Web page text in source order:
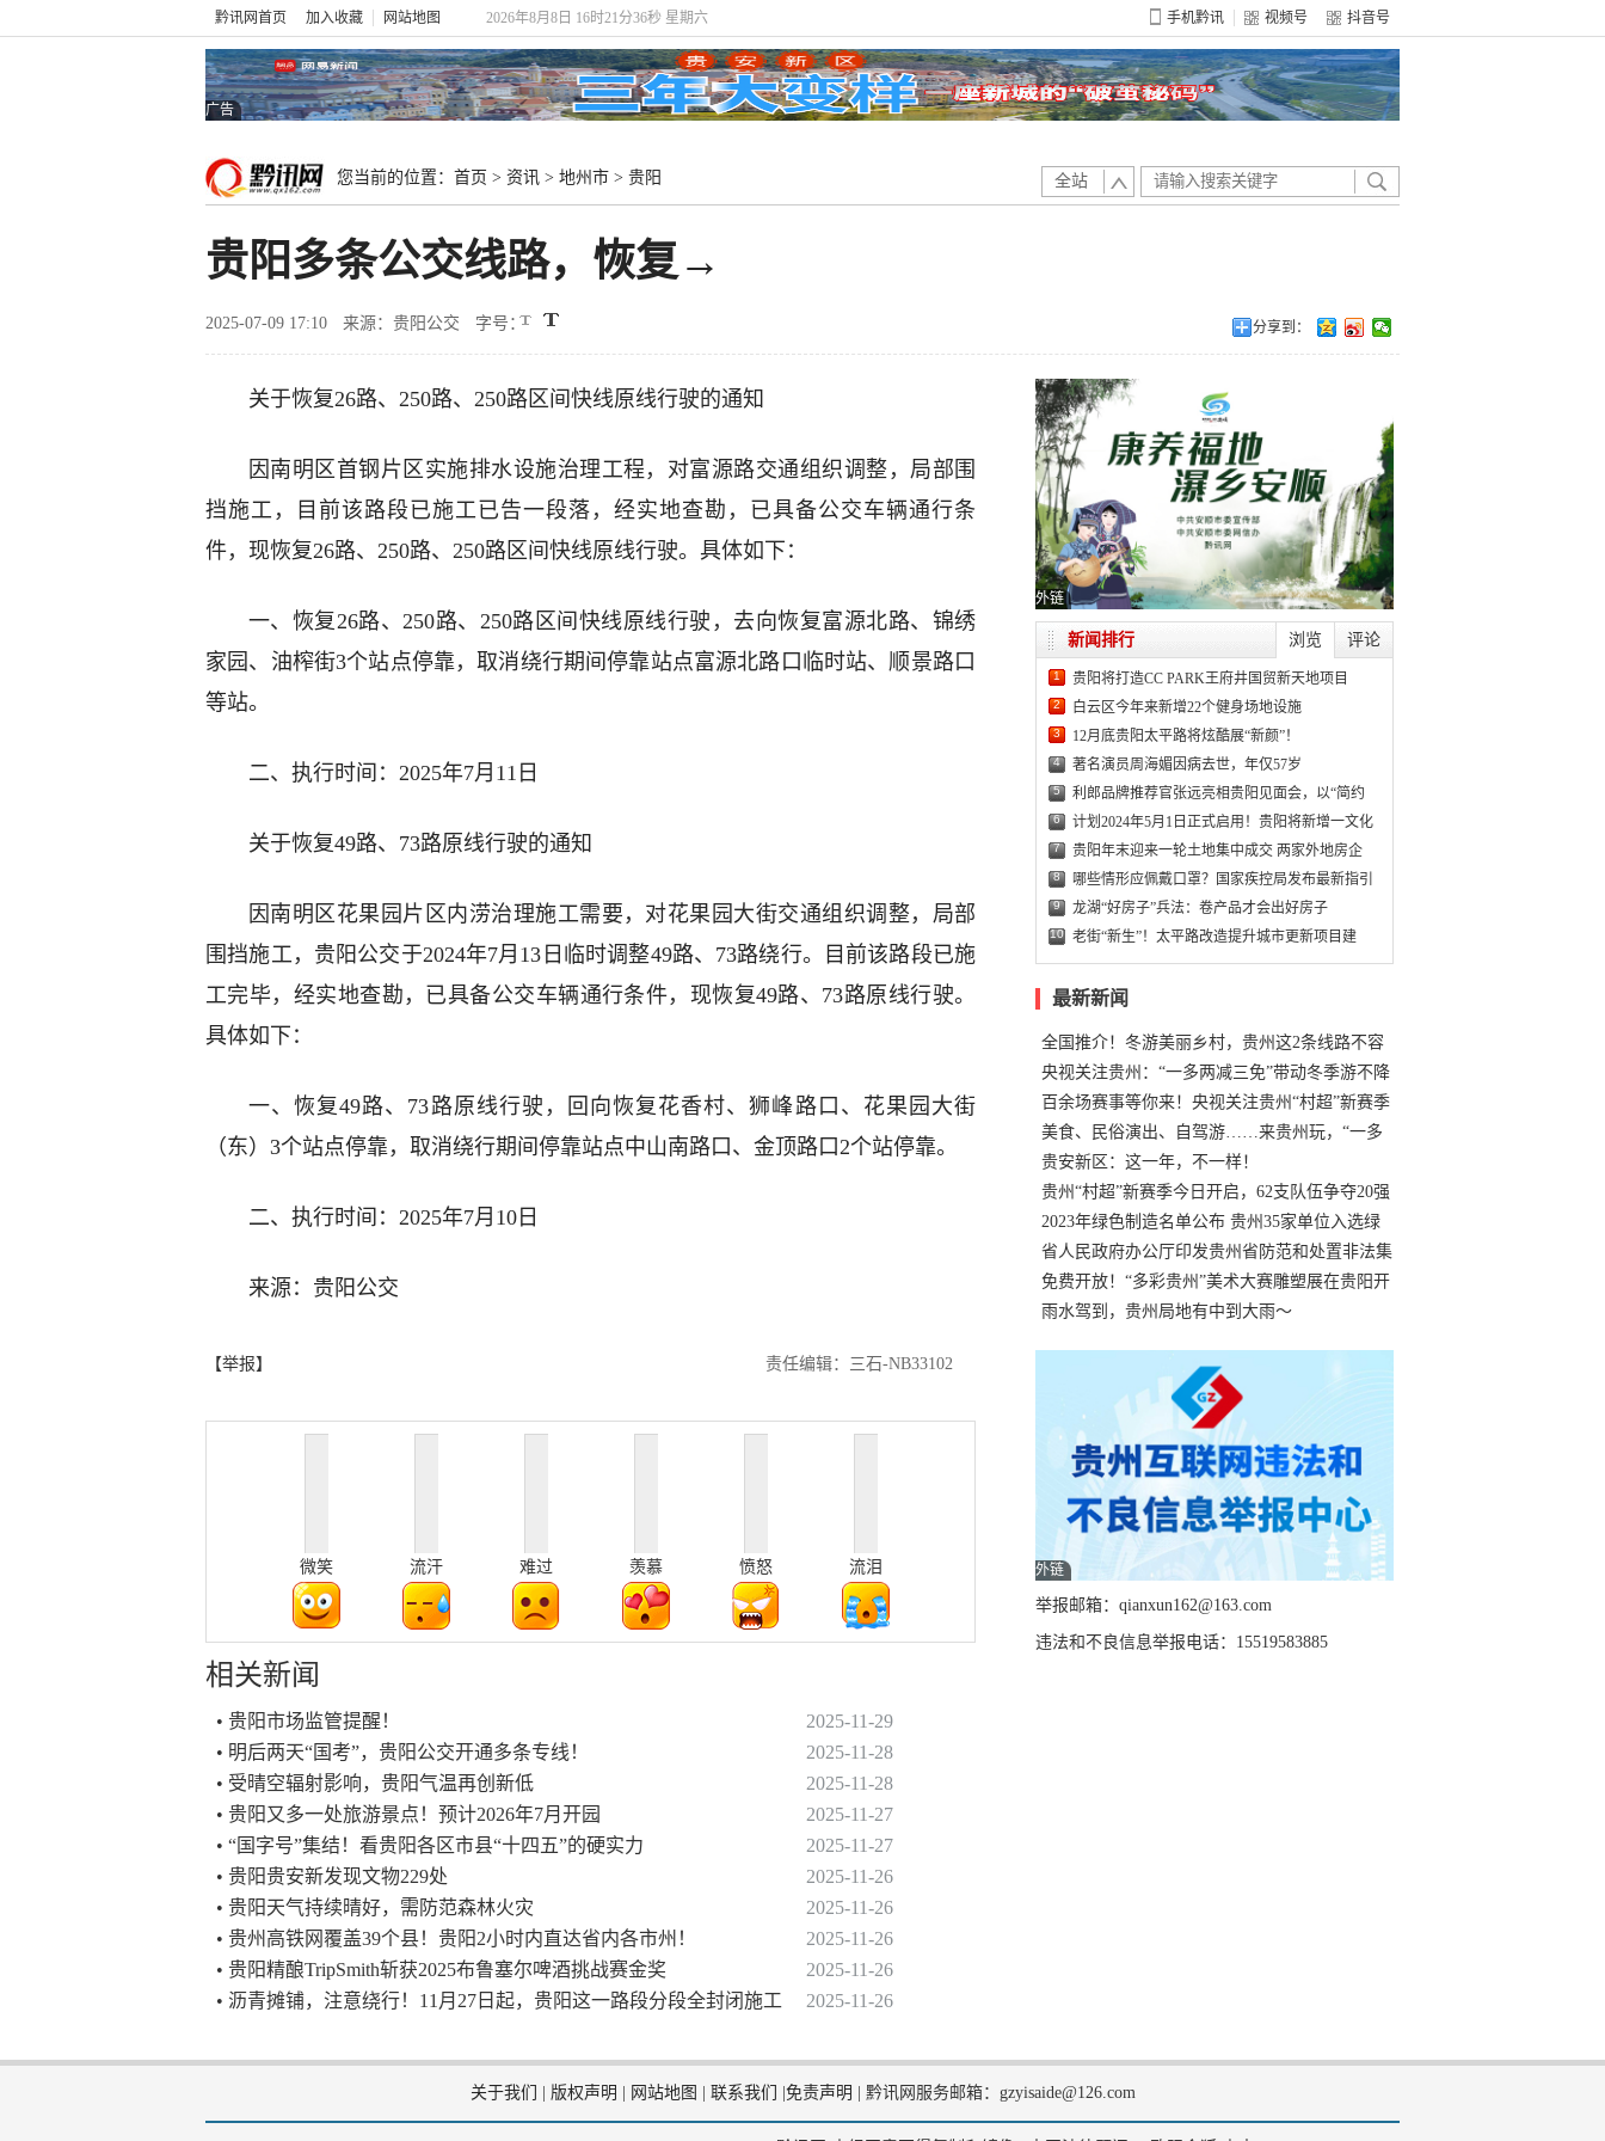
黔讯网首页 加入收藏 网站地图 2026年8月8日 16时21分37秒 星期六 手机黔讯 视频号 抖音号
广告
您当前的位置： 首页 > 资讯 > 地州市 > 贵阳 全站
贵阳多条公交线路，恢复→
2025-07-09 17:10 来源：贵阳公交 字号： 分享到：
关于恢复26路、250路、250路区间快线原线行驶的通知
因南明区首钢片区实施排水设施治理工程，对富源路交通组织调整，局部围
挡施工，目前该路段已施工已告一段落，经实地查勘，已具备公交车辆通行条
件，现恢复26路、250路、250路区间快线原线行驶。具体如下：
一、恢复26路、250路、250路区间快线原线行驶，去向恢复富源北路、锦绣
家园、油榨街3个站点停靠，取消绕行期间停靠站点富源北路口临时站、顺景路口
等站。
二、执行时间：2025年7月11日
关于恢复49路、73路原线行驶的通知
因南明区花果园片区内涝治理施工需要，对花果园大街交通组织调整，局部
围挡施工，贵阳公交于2024年7月13日临时调整49路、73路绕行。目前该路段已施
工完毕，经实地查勘，已具备公交车辆通行条件，现恢复49路、73路原线行驶。
具体如下：
一、恢复49路、73路原线行驶，回向恢复花香村、狮峰路口、花果园大街
（东）3个站点停靠，取消绕行期间停靠站点中山南路口、金顶路口2个站停靠。
二、执行时间：2025年7月10日
来源：贵阳公交
【举报】 责任编辑：三石-NB33102
微笑 流汗 难过 羡慕 愤怒 流泪
相关新闻
• 贵阳市场监管提醒！
2025-11-29
• 明后两天“国考”，贵阳公交开通多条专线！
2025-11-28
• 受晴空辐射影响，贵阳气温再创新低
2025-11-28
• 贵阳又多一处旅游景点！预计2026年7月开园
2025-11-27
• “国字号”集结！看贵阳各区市县“十四五”的硬实力
2025-11-27
• 贵阳贵安新发现文物229处
2025-11-26
• 贵阳天气持续晴好，需防范森林火灾
2025-11-26
• 贵州高铁网覆盖39个县！贵阳2小时内直达省内各市州！
2025-11-26
• 贵阳精酿TripSmith斩获2025布鲁塞尔啤酒挑战赛金奖
2025-11-26
• 沥青摊铺，注意绕行！11月27日起，贵阳这一路段分段全封闭施工
2025-11-26
外链
浏览 评论
新闻排行
1 贵阳将打造CC PARK王府井国贸新天地项目
2 白云区今年来新增22个健身场地设施
3 12月底贵阳太平路将炫酷展“新颜”！
4 著名演员周海媚因病去世，年仅57岁
5 利郎品牌推荐官张远亮相贵阳见面会，以“简约
6 计划2024年5月1日正式启用！贵阳将新增一文化
7 贵阳年末迎来一轮土地集中成交 两家外地房企
8 哪些情形应佩戴口罩？国家疾控局发布最新指引
9 龙湖“好房子”兵法：卷产品才会出好房子
10 老街“新生”！太平路改造提升城市更新项目建
最新新闻
全国推介！冬游美丽乡村，贵州这2条线路不容
错过
央视关注贵州：“一多两减三免”带动冬季游不降
温
百余场赛事等你来！央视关注贵州“村超”新赛季
正式“打响”
美食、民俗演出、自驾游……来贵州玩，“一多
两减三免”！
贵安新区：这一年，不一样！
贵州“村超”新赛季今日开启，62支队伍争夺20强
名额
2023年绿色制造名单公布 贵州35家单位入选绿
色工厂
省人民政府办公厅印发贵州省防范和处置非法集
资工作实施细则
免费开放！“多彩贵州”美术大赛雕塑展在贵阳开
展，持续至1月19日
雨水驾到，贵州局地有中到大雨～
外链
举报邮箱：qianxun162@163.com
违法和不良信息举报电话：15519583885
关于我们 版权声明 网站地图 联系我们 免责声明 黔讯网服务邮箱：gzyisaide@126.com